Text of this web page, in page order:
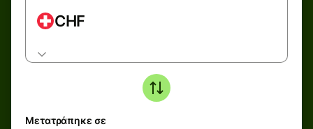
CHF
Μετατράπηκε σε